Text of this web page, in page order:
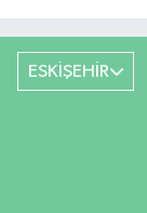
ESKİŞEHİR